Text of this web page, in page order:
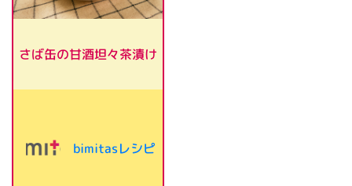
さば缶の甘酒坦々茶漬け
bimitasレシピ